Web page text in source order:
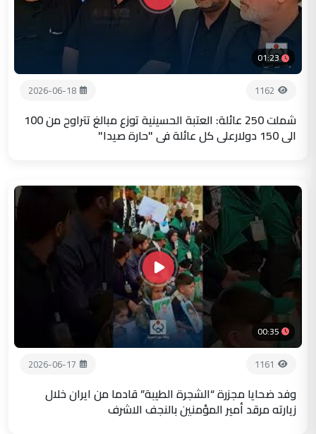
01:23
1162
2026-06-18
شملت 250 عائلة: العتبة الحسينية توزع مبالغ تتراوح من 100
الى 150 دولارعلى كل عائلة في "حارة صيدا"
00:35
1161
2026-06-17
وفد ضحايا مجزرة “الشجرة الطيبة” قادما من ايران خلال
زيارته مرقد أمير المؤمنين بالنجف الاشرف